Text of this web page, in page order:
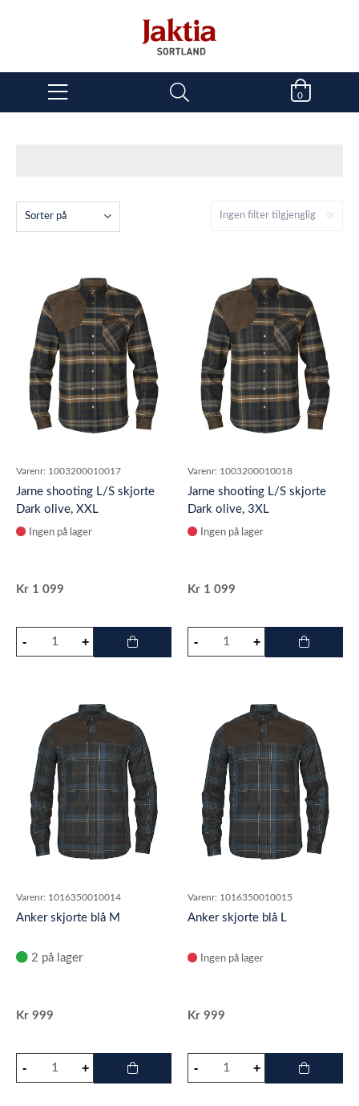
0
Ingen filter tilgjenglig
Sorter på
Varenr: 1003200010017
Jarne shooting L/S skjorte
Dark olive, XXL
Ingen på lager
Kr 1 099
Varenr: 1003200010018
Jarne shooting L/S skjorte
Dark olive, 3XL
Ingen på lager
Kr 1 099
Varenr: 1016350010014
Anker skjorte blå M
2 på lager
Kr 999
Varenr: 1016350010015
Anker skjorte blå L
Ingen på lager
Kr 999